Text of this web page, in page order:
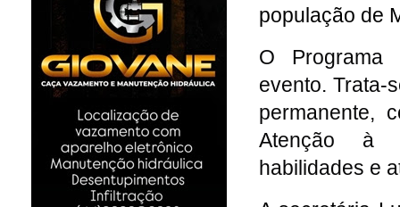
população de
O Programa
evento. Trata-
permanente,
Atenção à
habilidades e